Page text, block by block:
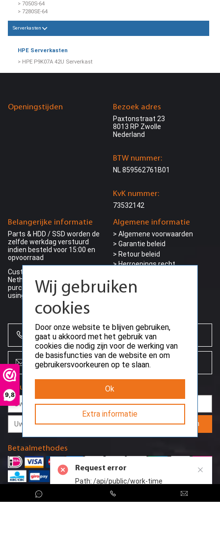
9,8
> 7050S-64
> 7280SE-64
Serverkasten
HPE Serverkasten
> HPE P9K07A 42U Serverkast
Openingstijden
Belangerijke informatie
Parts & HDD / SSD worden de
zelfde werkdag verstuurd
indien besteld voor 15:00 en
opvoorraad
Customers outside the
Netherlands can make their
purchase ding VAT (0%) by
using a valid EU-VAT number
Algemene informatie
> Algemene voorwaarden
> Garantie beleid
> Retour beleid
> Herroepings recht
>Privacy beleid
> Betalings voorwaarden
Bezoek adres
Paxtonstraat 23
8013 RP Zwolle
Nederland
BTW nummer:
NL 859562761B01
KvK nummer:
73532142
+31 (0)85 864 0777
info@creoserver.com
Nieuwsbrief
Aanmelden
Betaalmethodes
Wij gebruiken
cookies
Door onze website te blijven gebruiken,
gaat u akkoord met het gebruik van
cookies die nodig zijn voor de werking van
de basisfuncties van de website en om
gebruikersvoorkeuren op te slaan.
Ok
Extra informatie
Request error
Path: /api/public/work-time